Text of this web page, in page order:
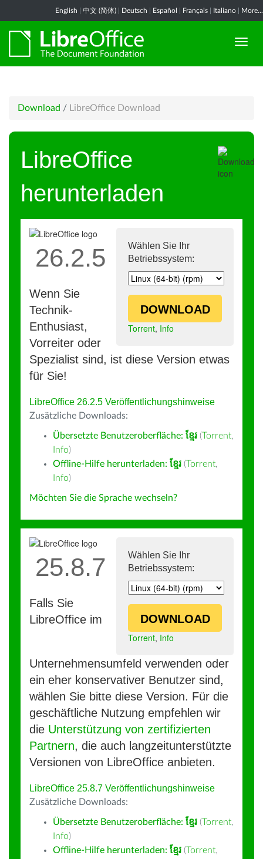
English 中文 (简体) Deutsch Español Français Italiano More...
Download / LibreOffice Download
LibreOffice
herunterladen
Wählen Sie Ihr
Betriebssystem:
DOWNLOAD
Torrent, Info
26.2.5
Wenn Sie
Technik-
Enthusiast,
Vorreiter oder
Spezialist sind, ist diese Version etwas
für Sie!
LibreOffice 26.2.5 Veröffentlichungshinweise
Zusätzliche Downloads:
Übersetzte Benutzeroberfläche: ខ្មែរ (Torrent,
Info)
Offline-Hilfe herunterladen: ខ្មែរ (Torrent,
Info)
Möchten Sie die Sprache wechseln?
Wählen Sie Ihr
Betriebssystem:
DOWNLOAD
Torrent, Info
25.8.7
Falls Sie
LibreOffice im
Unternehmensumfeld verwenden oder
ein eher konservativer Benutzer sind,
wählen Sie bitte diese Version. Für die
geschäftliche Nutzung empfehlen wir
die Unterstützung von zertifizierten
Partnern, die auch langzeitunterstützte
Versionen von LibreOffice anbieten.
LibreOffice 25.8.7 Veröffentlichungshinweise
Zusätzliche Downloads:
Übersetzte Benutzeroberfläche: ខ្មែរ (Torrent,
Info)
Offline-Hilfe herunterladen: ខ្មែរ (Torrent,